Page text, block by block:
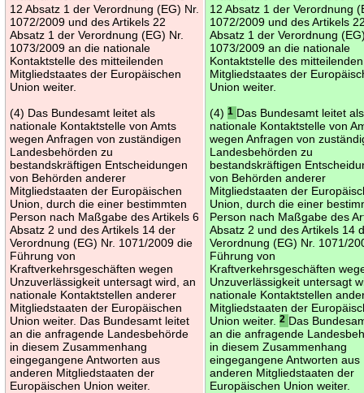
12 Absatz 1 der Verordnung (EG) Nr.
1072/2009 und des Artikels 22
Absatz 1 der Verordnung (EG) Nr.
1073/2009 an die nationale
Kontaktstelle des mitteilenden
Mitgliedstaates der Europäischen
Union weiter.
(4) Das Bundesamt leitet als
nationale Kontaktstelle von Amts
wegen Anfragen von zuständigen
Landesbehörden zu
bestandskräftigen Entscheidungen
von Behörden anderer
Mitgliedstaaten der Europäischen
Union, durch die einer bestimmten
Person nach Maßgabe des Artikels 6
Absatz 2 und des Artikels 14 der
Verordnung (EG) Nr. 1071/2009 die
Führung von
Kraftverkehrsgeschäften wegen
Unzuverlässigkeit untersagt wird, an
nationale Kontaktstellen anderer
Mitgliedstaaten der Europäischen
Union weiter. Das Bundesamt leitet
an die anfragende Landesbehörde
in diesem Zusammenhang
eingegangene Antworten aus
anderen Mitgliedstaaten der
Europäischen Union weiter.
12 Absatz 1 der Verordnung
1072/2009 und des Artikels
Absatz 1 der Verordnung
1073/2009 an die nationale
Kontaktstelle des mitteilenden
Mitgliedstaates der
Union weiter.
(4)1 Das Bundesamt leitet als
nationale Kontaktstelle von
wegen Anfragen von
Landesbehörden zu
bestandskräftigen
von Behörden anderer
Mitgliedstaaten der
Union, durch die einer
Person nach Maßgabe des
Absatz 2 und des Artikels 14
Verordnung (EG) Nr. 1071/
Führung von
Kraftverkehrsgeschäften
Unzuverlässigkeit untersagt
nationale Kontaktstellen
Mitgliedstaaten der
Union weiter.2 Das
an die anfragende
in diesem Zusammenhang
eingegangene Antworten aus
anderen Mitgliedstaaten der
Europäischen Union weiter.